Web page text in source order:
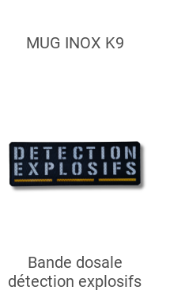
MUG INOX K9
Bande dosale
détection explosifs